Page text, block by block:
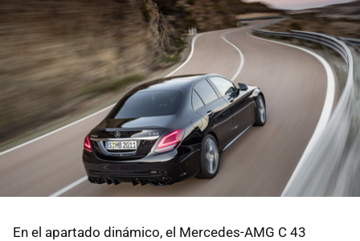
En el apartado dinámico, el Mercedes-AMG C 43